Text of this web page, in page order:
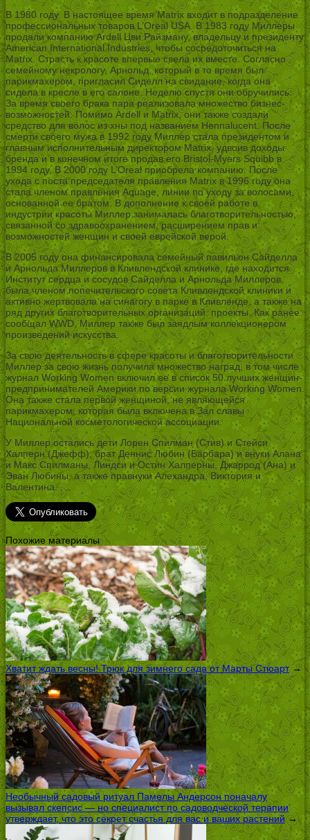
В 1980 году. В настоящее время Matrix входит в подразделение
профессиональных товаров L’Oreal USA. В 1983 году Миллеры
продали компанию Ardell Цви Райзману, владельцу и президенту
American International Industries, чтобы сосредоточиться на
Matrix. Страсть к красоте впервые свела их вместе. Согласно
семейному некрологу, Арнольд, который в то время был
парикмахером, пригласил Сиделл на свидание, когда она
сидела в кресле в его салоне. Неделю спустя они обручились.
За время своего брака пара реализовала множество бизнес-
возможностей. Помимо Ardell и Matrix, они также создали
средство для волос из хны под названием Hennalucent. После
смерти своего мужа в 1992 году Миллер стала президентом и
главным исполнительным директором Matrix, удвоив доходы
бренда и в конечном итоге продав его Bristol-Myers Squibb в
1994 году. В 2000 году L’Oreal приобрела компанию. После
ухода с поста председателя правления Matrix в 1996 году она
стала членом правления Aquage, линии по уходу за волосами,
основанной ее братом. В дополнение к своей работе в
индустрии красоты Миллер занималась благотворительностью,
связанной со здравоохранением, расширением прав и
возможностей женщин и своей еврейской верой.
В 2005 году она финансировала семейный павильон Сайделла
и Арнольда Миллеров в Кливлендской клинике, где находится
Институт сердца и сосудов Сайделла и Арнольда Миллеров,
была членом попечительского совета Кливлендской клиники и
активно жертвовала на синагогу в парке в Кливленде, а также на
ряд других благотворительных организаций. проекты. Как ранее
сообщал WWD, Миллер также был заядлым коллекционером
произведений искусства.
За свою деятельность в сфере красоты и благотворительности
Миллер за свою жизнь получила множество наград, в том числе
журнал Working Women включил ее в список 50 лучших женщин-
предпринимателей Америки по версии журнала Working Women.
Она также стала первой женщиной, не являющейся
парикмахером, которая была включена в Зал славы
Национальной косметологической ассоциации.
У Миллер остались дети Лорен Спилман (Стив) и Стейси
Халперн (Джефф), брат Деннис Любин (Барбара) и внуки Алана
и Макс Спилманы, Линдси и Остин Халперны, Джаррод (Ана) и
Эван Любины, а также правнуки Алехандра, Виктория и
Валентина. .
Похожие материалы
Хватит ждать весны! Трюк для зимнего сада от Марты Стюарт→
Необычный садовый ритуал Памелы Андерсон поначалу
вызывал скепсис — но специалист по садоводческой терапии
утверждает, что это секрет счастья для вас и ваших растений→